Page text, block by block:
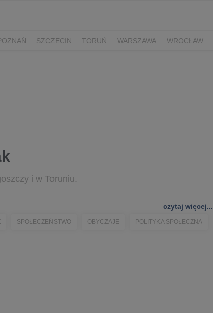
SZCZECIN TORUŃ WARSZAWA
WROCŁAW
i w Toruniu.
czytaj więcej...
SPOŁECZEŃSTWO OBYCZAJE POLITYKA SPOŁECZNA